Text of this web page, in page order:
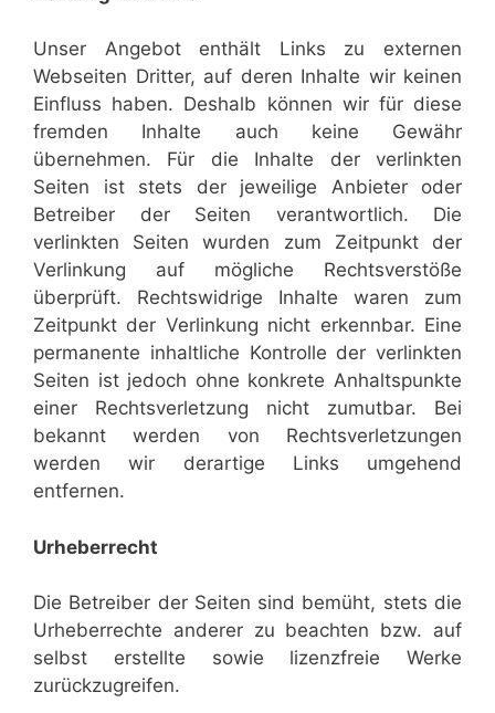
Unser Angebot enthält Links zu externen
Webseiten Dritter, auf deren Inhalte wir keinen
Einfluss haben. Deshalb können wir für diese
fremden Inhalte auch keine Gewähr
übernehmen. Für die Inhalte der verlinkten
Seiten ist stets der jeweilige Anbieter oder
Betreiber der Seiten verantwortlich. Die
verlinkten Seiten wurden zum Zeitpunkt der
Verlinkung auf mögliche Rechtsverstöße
überprüft. Rechtswidrige Inhalte waren zum
Zeitpunkt der Verlinkung nicht erkennbar. Eine
permanente inhaltliche Kontrolle der verlinkten
Seiten ist jedoch ohne konkrete Anhaltspunkte
einer Rechtsverletzung nicht zumutbar. Bei
bekannt werden von Rechtsverletzungen
werden wir derartige Links umgehend
entfernen.
Urheberrecht
Die Betreiber der Seiten sind bemüht, stets die
Urheberrechte anderer zu beachten bzw. auf
selbst erstellte sowie lizenzfreie Werke
zurückzugreifen.